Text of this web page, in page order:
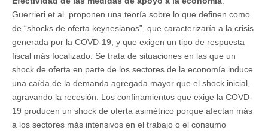
Guerrieri et al. proponen una teoría sobre lo que definen como
de “shocks de oferta keynesianos”, que caracterizaría a la crisis
generada por la COVD-19, y que exigen un tipo de respuesta
fiscal más focalizado. Se trata de situaciones en las que un
shock de oferta en parte de los sectores de la economía induce
una caída de la demanda agregada mayor que el shock inicial,
agravando la recesión. Los confinamientos que exige la COVD-
19 producen un shock de oferta asimétrico porque afectan más
a los sectores más intensivos en el trabajo o el consumo